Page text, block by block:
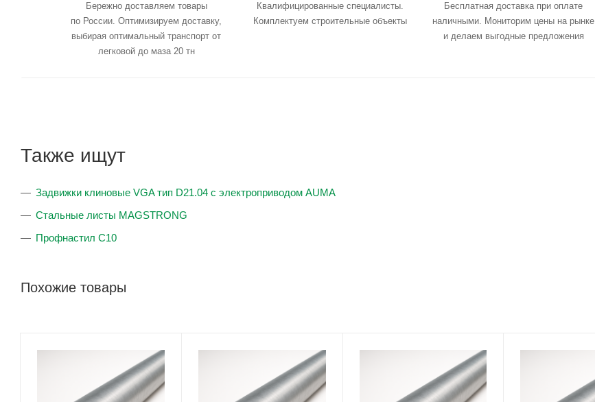
Бережно доставляем товары
по России. Оптимизируем доставку,
выбирая оптимальный транспорт от
легковой до маза 20 тн
Квалифицированные специалисты.
Комплектуем строительные объекты
Бесплатная доставка при оплате
наличными. Мониторим цены на рынке
и делаем выгодные предложения
Также ищут
Задвижки клиновые VGA тип D21.04 с электроприводом AUMA
Стальные листы MAGSTRONG
Профнастил С10
Похожие товары